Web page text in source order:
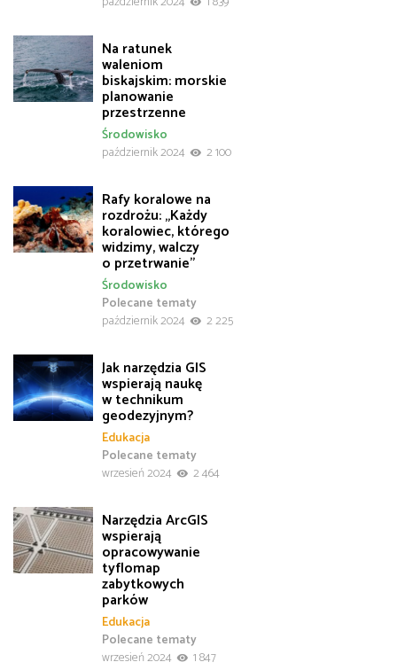
Na ratunek
waleniom
biskajskim: morskie
planowanie
przestrzenne
Środowisko
październik 2024
2 100
Rafy koralowe na
rozdrożu: „Każdy
koralowiec, którego
widzimy, walczy
o przetrwanie”
Polecane tematy
Środowisko
październik 2024
2 225
Jak narzędzia GIS
wspierają naukę
w technikum
geodezyjnym?
Edukacja
Polecane tematy
wrzesień 2024
2 464
Narzędzia ArcGIS
wspierają
opracowywanie
tyflomap
zabytkowych
parków
Edukacja
Polecane tematy
wrzesień 2024
1 847